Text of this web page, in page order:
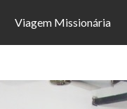
Viagem Missionária